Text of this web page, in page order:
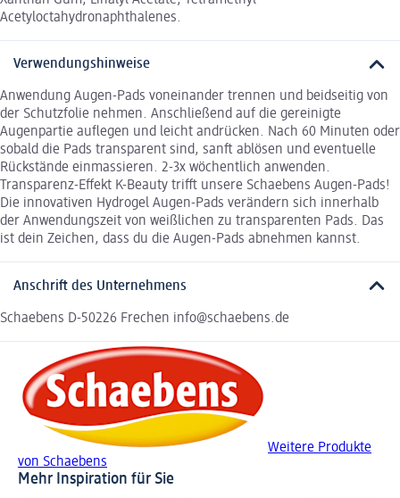
Acetyloctahydronaphthalenes.
Verwendungshinweise
Anwendung Augen-Pads voneinander trennen und beidseitig von
der Schutzfolie nehmen. Anschließend auf die gereinigte
Augenpartie auflegen und leicht andrücken. Nach 60 Minuten oder
sobald die Pads transparent sind, sanft ablösen und eventuelle
Rückstände einmassieren. 2-3x wöchentlich anwenden.
Transparenz-Effekt K-Beauty trifft unsere Schaebens Augen-Pads!
Die innovativen Hydrogel Augen-Pads verändern sich innerhalb
der Anwendungszeit von weißlichen zu transparenten Pads. Das
ist dein Zeichen, dass du die Augen-Pads abnehmen kannst.
Anschrift des Unternehmens
Schaebens D-50226 Frechen info@schaebens.de
Weitere Produkte
von Schaebens
Mehr Inspiration für Sie